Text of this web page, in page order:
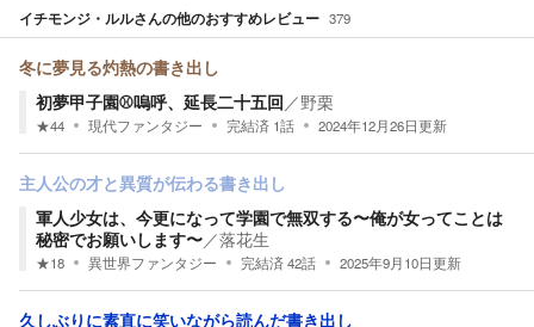
イチモンジ・ルルさんの他のおすすめレビュー 379
冬に夢見る灼熱の書き出し
初夢甲子園⚾️嗚呼、延長二十五回 ／野栗
★44 現代ファンタジー 完結済 1話 2024年12月26日更新
主人公の才と異質が伝わる書き出し
軍人少女は、今更になって学園で無双する〜俺が女ってことは
秘密でお願いします〜／落花生
★18 異世界ファンタジー 完結済42話 2025年9月10日更新
久しぶりに素直に笑いながら読んだ書き出し